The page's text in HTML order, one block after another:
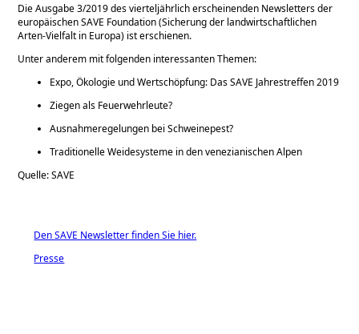
Die Ausgabe 3/2019 des vierteljährlich erscheinenden Newsletters der
europäischen SAVE Foundation (Sicherung der landwirtschaftlichen
Arten-Vielfalt in Europa) ist erschienen.
Unter anderem mit folgenden interessanten Themen:
Expo, Ökologie und Wertschöpfung: Das SAVE Jahrestreffen 2019
Ziegen als Feuerwehrleute?
Ausnahmeregelungen bei Schweinepest?
Traditionelle Weidesysteme in den venezianischen Alpen
Quelle: SAVE
Den SAVE Newsletter finden Sie hier.
Presse